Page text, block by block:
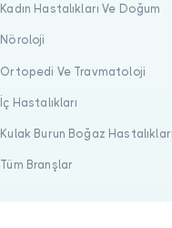
Kadın Hastalıkları Ve Doğum
Nöroloji
Ortopedi Ve Travmatoloji
İç Hastalıkları
Kulak Burun Boğaz Hastalıkları
Tüm Branşlar